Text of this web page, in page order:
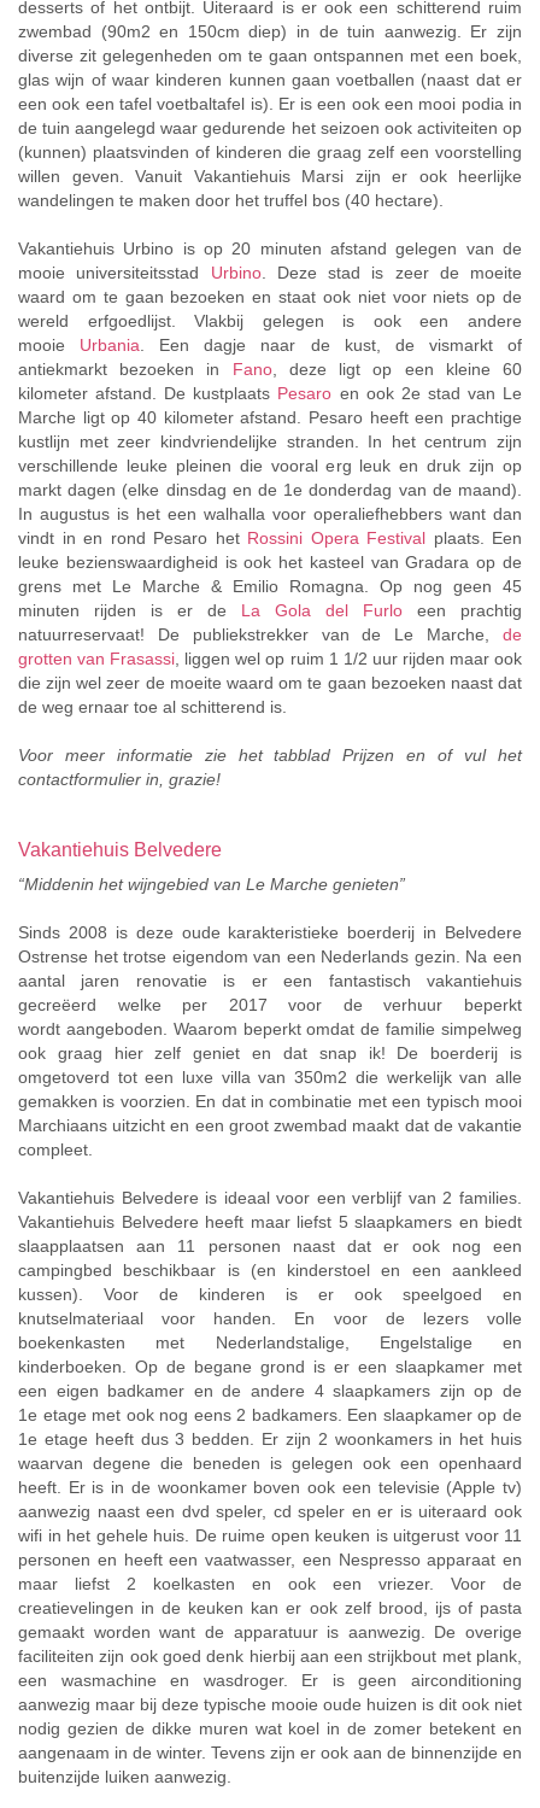
desserts of het ontbijt. Uiteraard is er ook een schitterend ruim
zwembad (90m2 en 150cm diep) in de tuin aanwezig. Er zijn
diverse zit gelegenheden om te gaan ontspannen met een boek,
glas wijn of waar kinderen kunnen gaan voetballen (naast dat er
een ook een tafel voetbaltafel is). Er is een ook een mooi podia in
de tuin aangelegd waar gedurende het seizoen ook activiteiten op
(kunnen) plaatsvinden of kinderen die graag zelf een voorstelling
willen geven. Vanuit Vakantiehuis Marsi zijn er ook heerlijke
wandelingen te maken door het truffel bos (40 hectare).
Vakantiehuis Urbino is op 20 minuten afstand gelegen van de
mooie universiteitsstad Urbino. Deze stad is zeer de moeite
waard om te gaan bezoeken en staat ook niet voor niets op de
wereld erfgoedlijst. Vlakbij gelegen is ook een andere
mooie Urbania . Een dagje naar de kust, de vismarkt of
antiekmarkt bezoeken in Fano, deze ligt op een kleine 60
kilometer afstand. De kustplaats Pesaro en ook 2e stad van Le
Marche ligt op 40 kilometer afstand. Pesaro heeft een prachtige
kustlijn met zeer kindvriendelijke stranden. In het centrum zijn
verschillende leuke pleinen die vooral erg leuk en druk zijn op
markt dagen (elke dinsdag en de 1e donderdag van de maand).
In augustus is het een walhalla voor operaliefhebbers want dan
vindt in en rond Pesaro het Rossini Opera Festival plaats. Een
leuke bezienswaardigheid is ook het kasteel van Gradara op de
grens met Le Marche & Emilio Romagna. Op nog geen 45
minuten rijden is er de La Gola del Furlo een prachtig
natuurreservaat! De publiekstrekker van de Le Marche, de
grotten van Frasassi , liggen wel op ruim 1 1/2 uur rijden maar ook
die zijn wel zeer de moeite waard om te gaan bezoeken naast dat
de weg ernaar toe al schitterend is.
Voor meer informatie zie het tabblad Prijzen en of vul het
contactformulier in, grazie!
Vakantiehuis Belvedere
“Middenin het wijngebied van Le Marche genieten”
Sinds 2008 is deze oude karakteristieke boerderij in Belvedere
Ostrense het trotse eigendom van een Nederlands gezin. Na een
aantal jaren renovatie is er een fantastisch vakantiehuis
gecreëerd welke per 2017 voor de verhuur beperkt
wordt aangeboden. Waarom beperkt omdat de familie simpelweg
ook graag hier zelf geniet en dat snap ik! De boerderij is
omgetoverd tot een luxe villa van 350m2 die werkelijk van alle
gemakken is voorzien. En dat in combinatie met een typisch mooi
Marchiaans uitzicht en een groot zwembad maakt dat de vakantie
compleet.
Vakantiehuis Belvedere is ideaal voor een verblijf van 2 families.
Vakantiehuis Belvedere heeft maar liefst 5 slaapkamers en biedt
slaapplaatsen aan 11 personen naast dat er ook nog een
campingbed beschikbaar is (en kinderstoel en een aankleed
kussen). Voor de kinderen is er ook speelgoed en
knutselmateriaal voor handen. En voor de lezers volle
boekenkasten met Nederlandstalige, Engelstalige en
kinderboeken. Op de begane grond is er een slaapkamer met
een eigen badkamer en de andere 4 slaapkamers zijn op de
1e etage met ook nog eens 2 badkamers. Een slaapkamer op de
1e etage heeft dus 3 bedden. Er zijn 2 woonkamers in het huis
waarvan degene die beneden is gelegen ook een openhaard
heeft. Er is in de woonkamer boven ook een televisie (Apple tv)
aanwezig naast een dvd speler, cd speler en er is uiteraard ook
wifi in het gehele huis. De ruime open keuken is uitgerust voor 11
personen en heeft een vaatwasser, een Nespresso apparaat en
maar liefst 2 koelkasten en ook een vriezer. Voor de
creatievelingen in de keuken kan er ook zelf brood, ijs of pasta
gemaakt worden want de apparatuur is aanwezig. De overige
faciliteiten zijn ook goed denk hierbij aan een strijkbout met plank,
een wasmachine en wasdroger. Er is geen airconditioning
aanwezig maar bij deze typische mooie oude huizen is dit ook niet
nodig gezien de dikke muren wat koel in de zomer betekent en
aangenaam in de winter. Tevens zijn er ook aan de binnenzijde en
buitenzijde luiken aanwezig.